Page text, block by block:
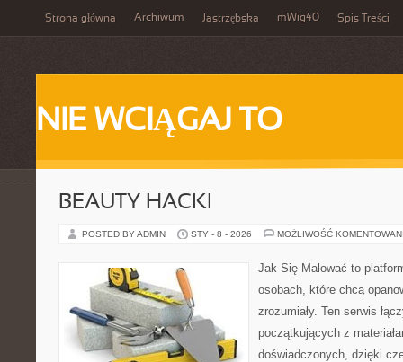
Strona główna Archiwum Jastrzębska mWig40 Spis Treści
NIE WCIĄGAJ TO
BEAUTY HACKI
POSTED BY ADMIN STY - 8 - 2026 MOŻLIWOŚĆ
Jak Się Malować to
osobach, które chcą
zrozumiały. Ten serwis
początkujących z
doświadczonych, dzięki